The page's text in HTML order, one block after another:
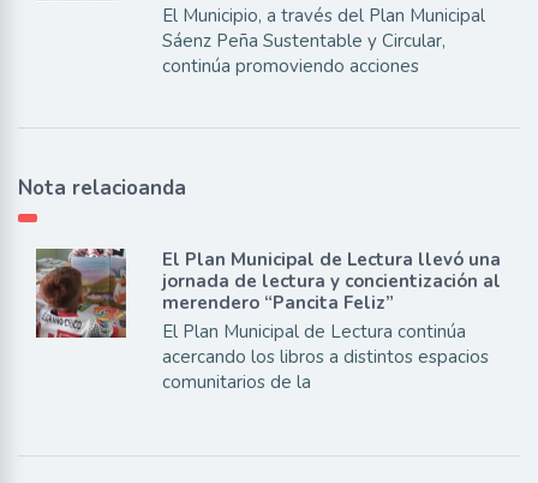
El Municipio, a través del Plan Municipal
Sáenz Peña Sustentable y Circular,
continúa promoviendo acciones
Nota relacioanda
El Plan Municipal de Lectura llevó una
jornada de lectura y concientización al
merendero “Pancita Feliz”
El Plan Municipal de Lectura continúa
acercando los libros a distintos espacios
comunitarios de la